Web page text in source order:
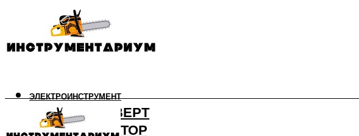
ЭЛЕКТРОИНСТРУМЕНТ
ШУРУПОВЕРТ
ПЕРФОРАТОР